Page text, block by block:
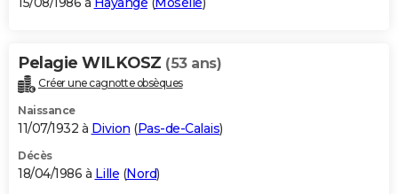
Pelagie WILKOSZ (53 ans)
Créer une cagnotte obsèques
Naissance
11/07/1932 à Divion (Pas-de-Calais)
Décès
18/04/1986 à Lille (Nord)